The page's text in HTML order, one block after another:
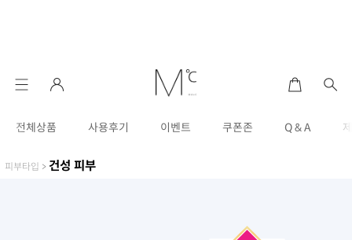
전체상품 사용후기 이벤트 쿠폰존 Q & A
피부타입 > 건성 피부